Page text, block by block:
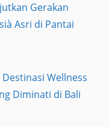
Gerakan
Asri di Pantai
Wellness
Diminati di Bali